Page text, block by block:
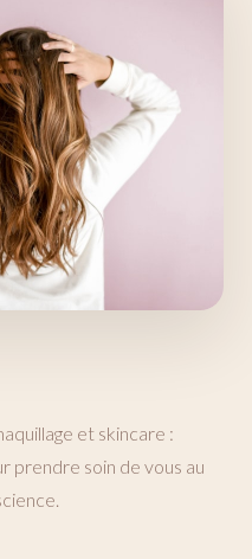
et skincare :
prendre soin de vous au